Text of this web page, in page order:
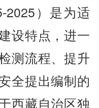
2025）是为适
设特点，进一
测流程、提升
全提出编制的
西藏自治区独